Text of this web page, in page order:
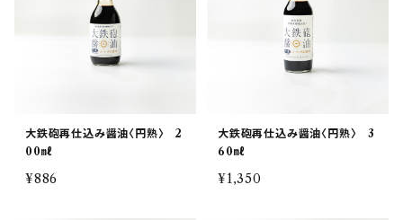
大鉄砲再仕込み醤油〈円熟〉 2
00㎖
¥886
大鉄砲再仕込み醤油〈円熟〉 3
60㎖
¥1,350